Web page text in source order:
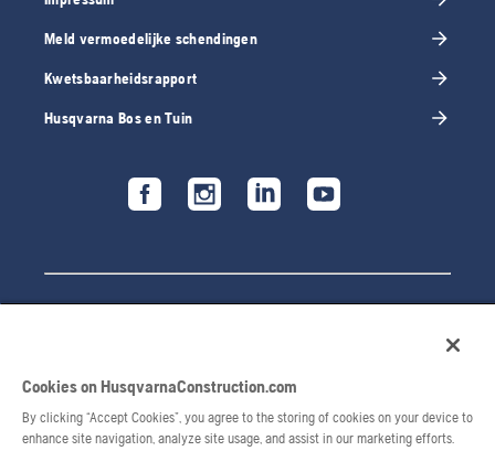
Meld vermoedelijke schendingen
Kwetsbaarheidsrapport
Husqvarna Bos en Tuin
© 2026 Husqvarna AB. All rights reserved.
Cookies on HusqvarnaConstruction.com
By clicking “Accept Cookies”, you agree to the storing of cookies on your device to
enhance site navigation, analyze site usage, and assist in our marketing efforts.